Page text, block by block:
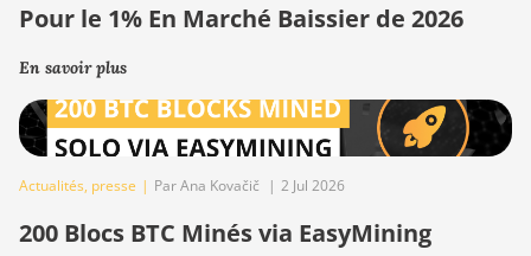
Pour le 1% En Marché Baissier de 2026
En savoir plus
Actualités, presse | Par Ana Kovačič | 2 Jul 2026
200 Blocs BTC Minés via EasyMining